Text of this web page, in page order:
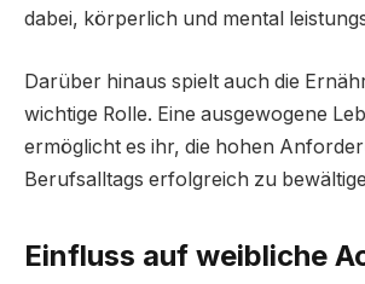
dabei, körperlich und mental
Darüber hinaus spielt auch die
wichtige Rolle. Eine ausgewogene
ermöglicht es ihr, die hohen
Berufsalltags erfolgreich zu
Einfluss auf weibliche